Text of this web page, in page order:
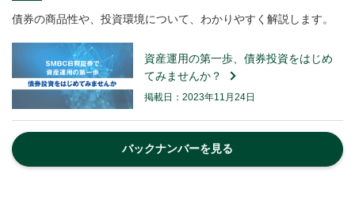
債券の商品性や、投資環境について、わかりやすく解説します。
資産運用の第一歩、債券投資をはじめ
てみませんか？
掲載日：2023年11月24日
バックナンバーを見る